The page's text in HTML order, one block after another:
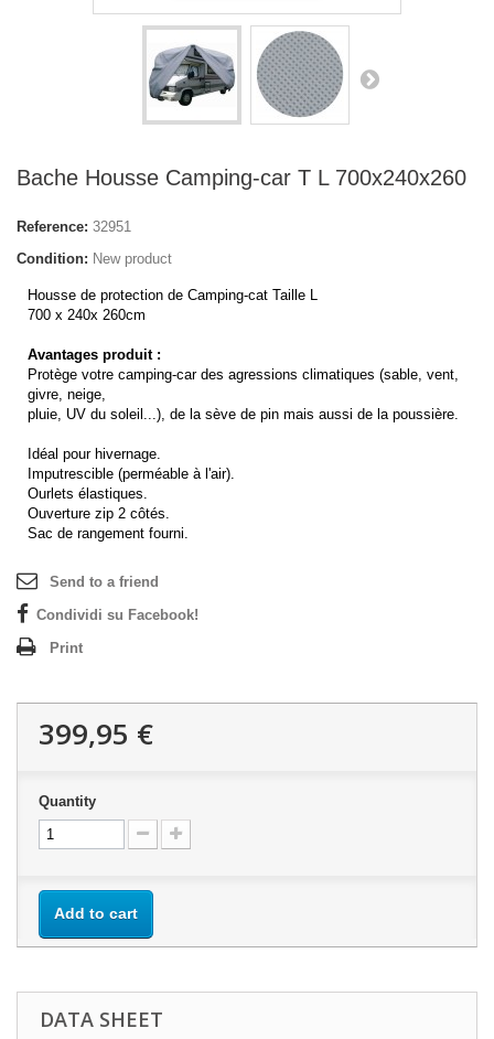
Bache Housse Camping-car T L 700x240x260
Reference: 32951
Condition: New product
Housse de protection de Camping-cat Taille L
700 x 240x 260cm
Avantages produit :
Protège votre camping-car des agressions climatiques (sable, vent,
givre, neige,
pluie, UV du soleil...), de la sève de pin mais aussi de la poussière.
Idéal pour hivernage.
Imputrescible (perméable à l'air).
Ourlets élastiques.
Ouverture zip 2 côtés.
Sac de rangement fourni.
Send to a friend
Condividi su Facebook!
Print
399,95 €
Quantity
Add to cart
DATA SHEET